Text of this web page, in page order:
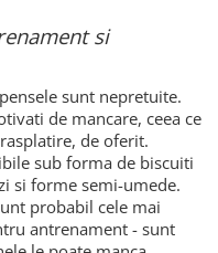
si
sunt nepretuite.
de mancare, ceea ce
de oferit.
sub forma de biscuiti
si forme semi-umede.
probabil cele mai
antrenament - sunt